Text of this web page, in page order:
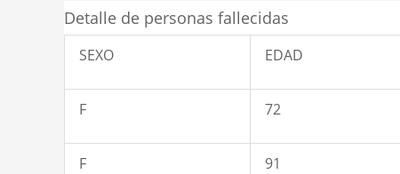
Detalle de personas fallecidas
SEXO EDAD
F 72
F 91